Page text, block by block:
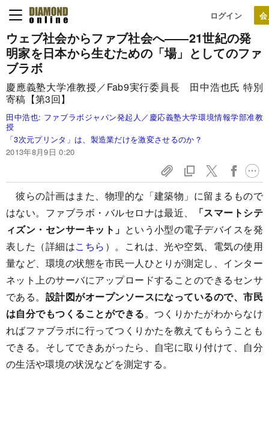
ログイン
ウェブ社会からファブ社会へ――21世紀の発
明家を日本から生むための「場」としてのファ
ブラボ
慶應義塾大学准教授／Fab9実行委員長 田中浩也氏 特別
寄稿【第3回】
田中浩也: ファブラボジャパン発起人／慶応義塾大学環境情報学部准教
授
「3次元プリンタ」は、製造業だけを激変させるのか？
2013年8月9日 0:20
彼らの計画はまた、物理的な「建築物」に留まるもので
はない。ファブラボ・バルセロナは最近、
「スマートシテ
ィズン・センサーキット」 という小型の電子デバイスを発
表した（詳細はこちら ）。これは、光や空気、電気の使用
量など、環境の状態を市民一人ひとりが測定し、インター
ネット上のサーバにアップロードすることのできるセンサ
である。 設計図がオープンソースになっているので、市民
は自分でもつくることができる。つくりかたがわからなけ
ればファブラボに行ってつくりかたを教えてもらうことも
できる。そしてできあがったら、自宅に取り付けて、自分
の生活や環境の状況などを測定する。